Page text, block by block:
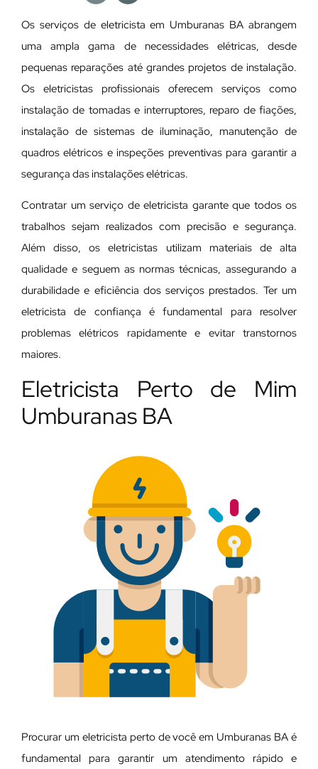
Os serviços de eletricista em Umburanas BA abrangem
uma ampla gama de necessidades elétricas, desde
pequenas reparações até grandes projetos de instalação.
Os eletricistas profissionais oferecem serviços como
instalação de tomadas e interruptores, reparo de fiações,
instalação de sistemas de iluminação, manutenção de
quadros elétricos e inspeções preventivas para garantir a
segurança das instalações elétricas.
Contratar um serviço de eletricista garante que todos os
trabalhos sejam realizados com precisão e segurança.
Além disso, os eletricistas utilizam materiais de alta
qualidade e seguem as normas técnicas, assegurando a
durabilidade e eficiência dos serviços prestados. Ter um
eletricista de confiança é fundamental para resolver
problemas elétricos rapidamente e evitar transtornos
maiores.
Eletricista Perto de Mim
Umburanas BA
Procurar um eletricista perto de você em Umburanas BA é
fundamental para garantir um atendimento rápido e